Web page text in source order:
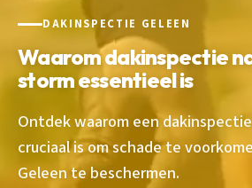
DAKINSPECTIE GELEEN
Waarom dakinspectie
storm essentieel is
Ontdek waarom een
cruciaal is om schade te
Geleen te beschermen.